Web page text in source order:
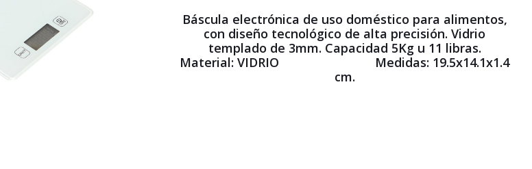
Báscula electrónica de uso doméstico para alimentos,
con diseño tecnológico de alta precisión. Vidrio
templado de 3mm. Capacidad 5Kg u 11 libras.
Material: VIDRIO Medidas: 19.5x14.1x1.4
cm.